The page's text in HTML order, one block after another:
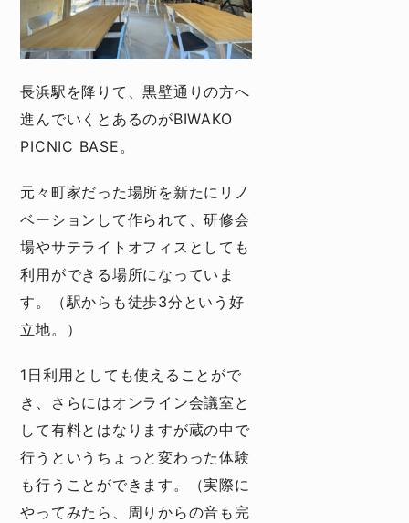
長浜駅を降りて、黒壁通りの方へ
進んでいくとあるのがBIWAKO
PICNIC BASE。
元々町家だった場所を新たにリノ
ベーションして作られて、研修会
場やサテライトオフィスとしても
利用ができる場所になっていま
す。（駅からも徒歩3分という好
立地。）
1日利用としても使えることがで
き、さらにはオンライン会議室と
して有料とはなりますが蔵の中で
行うというちょっと変わった体験
も行うことができます。（実際に
やってみたら、周りからの音も完